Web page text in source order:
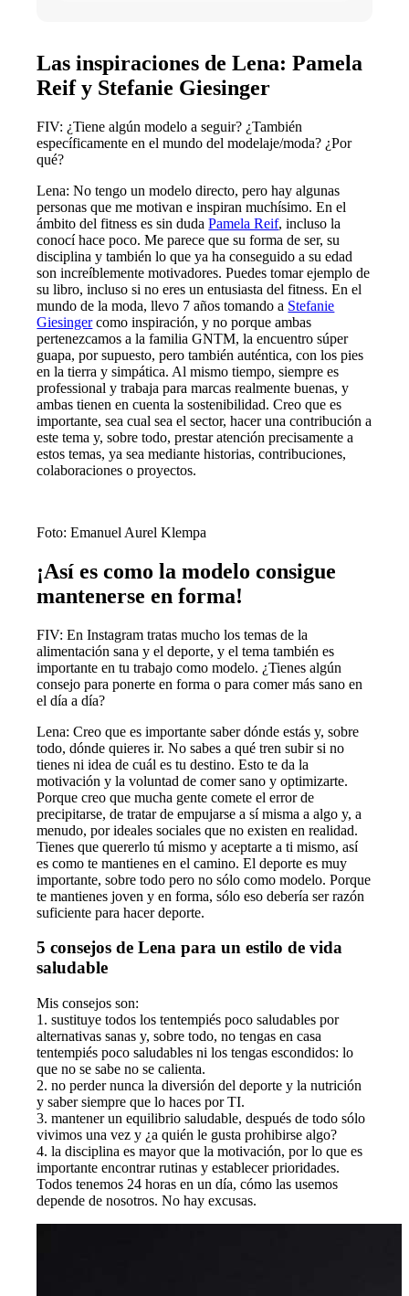
Las inspiraciones de Lena: Pamela
Reif y Stefanie Giesinger
FIV: ¿Tiene algún modelo a seguir? ¿También
específicamente en el mundo del modelaje/moda? ¿Por
qué?
Lena: No tengo un modelo directo, pero hay algunas
personas que me motivan e inspiran muchísimo. En el
ámbito del fitness es sin dudaPamela Reif, incluso la
conocí hace poco. Me parece que su forma de ser, su
disciplina y también lo que ya ha conseguido a su edad
son increíblemente motivadores. Puedes tomar ejemplo de
su libro, incluso si no eres un entusiasta del fitness. En el
mundo de la moda, llevo 7 años tomando a Stefanie
Giesingercomo inspiración, y no porque ambas
pertenezcamos a la familia GNTM, la encuentro súper
guapa, por supuesto, pero también auténtica, con los pies
en la tierra y simpática. Al mismo tiempo, siempre es
professional y trabaja para marcas realmente buenas, y
ambas tienen en cuenta la sostenibilidad. Creo que es
importante, sea cual sea el sector, hacer una contribución a
este tema y, sobre todo, prestar atención precisamente a
estos temas, ya sea mediante historias, contribuciones,
colaboraciones o proyectos.
Foto: Emanuel Aurel Klempa
¡Así es como la modelo consigue
mantenerse en forma!
FIV: En Instagram tratas mucho los temas de la
alimentación sana y el deporte, y el tema también es
importante en tu trabajo como modelo. ¿Tienes algún
consejo para ponerte en forma o para comer más sano en
el día a día?
Lena: Creo que es importante saber dónde estás y, sobre
todo, dónde quieres ir. No sabes a qué tren subir si no
tienes ni idea de cuál es tu destino. Esto te da la
motivación y la voluntad de comer sano y optimizarte.
Porque creo que mucha gente comete el error de
precipitarse, de tratar de empujarse a sí misma a algo y, a
menudo, por ideales sociales que no existen en realidad.
Tienes que quererlo tú mismo y aceptarte a ti mismo, así
es como te mantienes en el camino. El deporte es muy
importante, sobre todo pero no sólo como modelo. Porque
te mantienes joven y en forma, sólo eso debería ser razón
suficiente para hacer deporte.
5 consejos de Lena para un estilo de vida
saludable
Mis consejos son:
1. sustituye todos los tentempiés poco saludables por
alternativas sanas y, sobre todo, no tengas en casa
tentempiés poco saludables ni los tengas escondidos: lo
que no se sabe no se calienta.
2. no perder nunca la diversión del deporte y la nutrición
y saber siempre que lo haces por TI.
3. mantener un equilibrio saludable, después de todo sólo
vivimos una vez y ¿a quién le gusta prohibirse algo?
4. la disciplina es mayor que la motivación, por lo que es
importante encontrar rutinas y establecer prioridades.
Todos tenemos 24 horas en un día, cómo las usemos
depende de nosotros. No hay excusas.